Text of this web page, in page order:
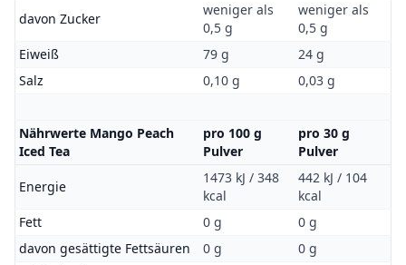
davon Zucker
weniger als
0,5 g
weniger als
0,5 g
Eiweiß
79 g
24 g
Salz
0,10 g 0,03 g
Nährwerte Mango Peach
Iced Tea
pro 100 g
Pulver
pro 30 g
Pulver
Energie
1473 kJ / 348
kcal
442 kJ / 104
kcal
Fett
0 g
0 g
davon gesättigte Fettsäuren
0 g
0 g